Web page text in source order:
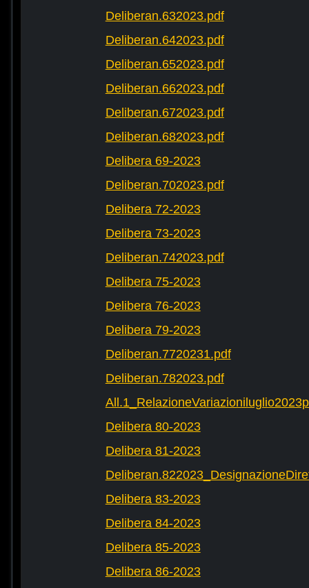
Deliberan.632023.pdf
Deliberan.642023.pdf
Deliberan.652023.pdf
Deliberan.662023.pdf
Deliberan.672023.pdf
Deliberan.682023.pdf
Delibera 69-2023
Deliberan.702023.pdf
Delibera 72-2023
Delibera 73-2023
Deliberan.742023.pdf
Delibera 75-2023
Delibera 76-2023
Delibera 79-2023
Deliberan.7720231.pdf
Deliberan.782023.pdf
Delibera 80-2023
Delibera 81-2023
Delibera 83-2023
Delibera 84-2023
Delibera 85-2023
Delibera 86-2023